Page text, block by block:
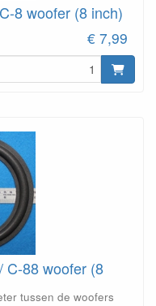
8 woofer (8 inch)
€ 7,99
C-88 woofer (8
tussen de woofers